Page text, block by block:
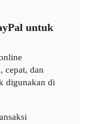
untuk
cepat, dan
digunakan di